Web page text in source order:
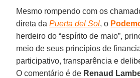
Mesmo rompendo com os
direta daPuerta del Sol, o
herdeiro do “espírito de maio”,
meio de seus princípios de
participativo, transparência e
O comentário é de Renaud